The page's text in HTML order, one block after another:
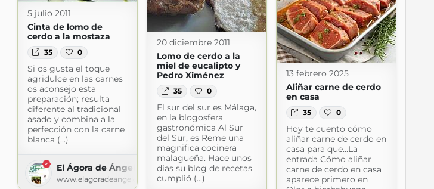
5 julio 2011
Cinta de lomo de
cerdo a la mostaza
35 0
Si os gusta el toque
agridulce en las carnes
os aconsejo esta
preparación; resulta
diferente al tradicional
asado y combina a la
perfección con la carne
blanca (...)
El Ágora de Ángeles
www.elagoradeangeles.com
20 diciembre 2011
Lomo de cerdo a la
miel de eucalipto y
Pedro Ximénez
35 0
El sur del sur es Málaga,
en la blogosfera
gastronómica Al Sur
del Sur, es Reme una
magnifica cocinera
malagueña. Hace unos
dias su blog de recetas
cumplió (...)
13 febrero 2025
Aliñar carne de cerdo
en casa
35 0
Hoy te cuento cómo
aliñar carne de cerdo en
casa para que…La
entrada Cómo aliñar
carne de cerdo en casa
aparece primero en